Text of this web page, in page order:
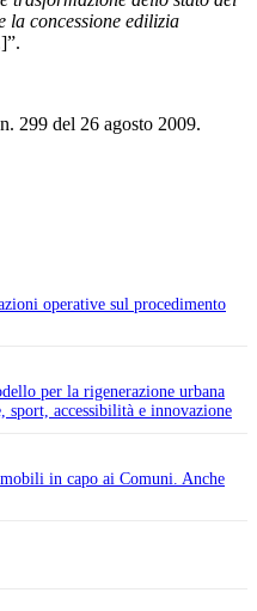
la concessione edilizia
299 del 26 agosto 2009.
operative sul procedimento
per la rigenerazione urbana
sport, accessibilità e innovazione
in capo ai Comuni. Anche